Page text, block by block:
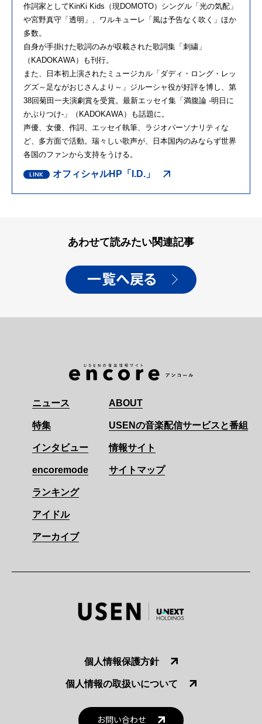
作詞家としてKinKi Kids（現DOMOTO）シングル「光の気配」
や宮野真守「透明」、ワルキューレ「風は予告なく吹く」ほか
多数。
自身が手掛けた歌詞のみが収載された歌詞集「刺繍」
（KADOKAWA）も刊行。
また、日本初上演されたミュージカル「ダディ・ロング・レッ
グズ～足ながおじさんより～」ジルーシャ役が好評を博し、第
38回菊田一夫演劇賞を受賞。最新エッセイ集「満腹論 -明日に
かぶりつけ-」（KADOKAWA）も話題に。
声優、女優、作詞、エッセイ執筆、ラジオパーソナリティな
ど、多方面で活動。瑞々しい歌声が、日本国内のみならず世界
各国のファンから支持をうける。
オフィシャルHP「I.D.」
あわせて読みたい関連記事
一覧へ戻る
ニュース
特集
インタビュー
encoremode
ランキング
アイドル
アーカイブ
ABOUT
USENの音楽配信サービスと番組
情報サイト
サイトマップ
個人情報保護方針
個人情報の取扱いについて
お問い合わせ